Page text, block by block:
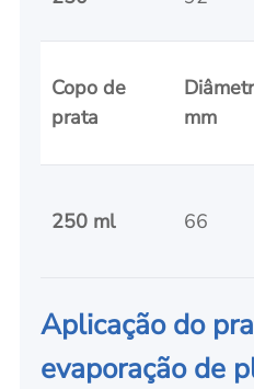
Copo de
prata
mm
250 ml 66
Aplicação do
evaporação de